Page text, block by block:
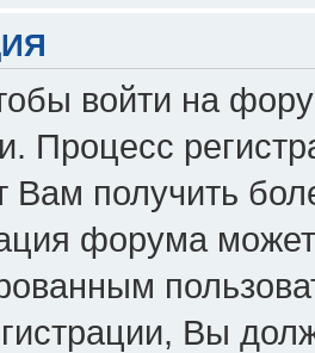
войти на
Процесс
Вам получить
форума может
Вы